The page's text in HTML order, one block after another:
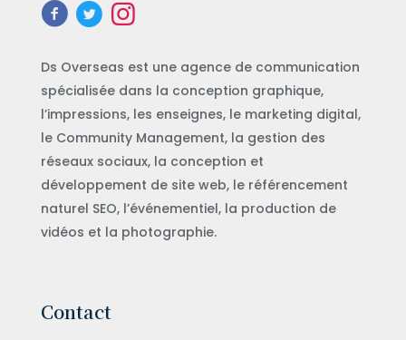
Ds Overseas est une agence de communication
spécialisée dans la conception graphique,
l’impressions, les enseignes, le marketing digital,
le Community Management, la gestion des
réseaux sociaux, la conception et
développement de site web, le référencement
naturel SEO, l’événementiel, la production de
vidéos et la photographie.
Contact